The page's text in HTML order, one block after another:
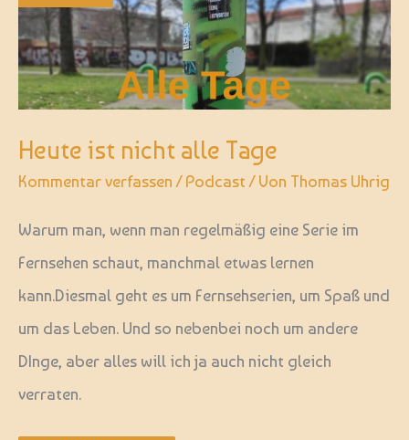
Heute ist nicht alle Tage
Kommentar verfassen /Podcast/ Von Thomas Uhrig
Warum man, wenn man regelmäßig eine Serie im
Fernsehen schaut, manchmal etwas lernen
kann.Diesmal geht es um Fernsehserien, um Spaß und
um das Leben. Und so nebenbei noch um andere
DInge, aber alles will ich ja auch nicht gleich
verraten.